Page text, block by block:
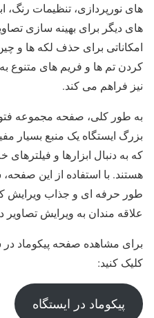
های نورپردازی، تنظیمات رنگ،
های دیگر برای بهینه سازی
امکاناتی برای حذف لکه ها و
کردن تم ها و فریم های متنوع به
نیز فراهم می کند.
به طور کلی، صفحه مجموعه
بزرگ ایستگاه یک منبع بسیار
که به دنبال ابزارها و فیلترهای
هستند. با استفاده از این
طور حرفه ای و جذاب ویرایش
علاقه مندان به ویرایش تصاویر
برای مشاهده صفحه پیکوماد
کلیک کنید:
پیکوماد در ایستگاه